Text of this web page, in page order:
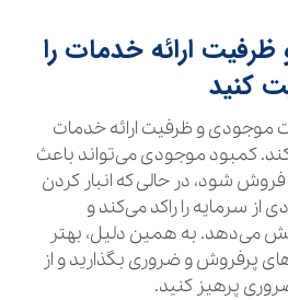
ظرفیت ارائه خدمات را
کنید
موجودی و ظرفیت ارائه خدمات
کمبود موجودی می‌تواند باعث
شود، در حالی که انبار کردن
از سرمایه را راکد می‌کند و
می‌دهد. به همین دلیل، بهتر
پرفروش و ضروری بگذارید و از
پرهیز کنید.